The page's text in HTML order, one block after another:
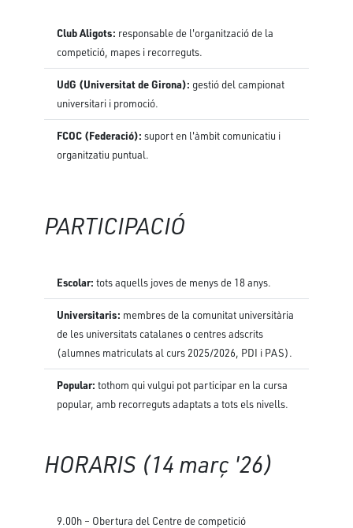
Club Aligots: responsable de l'organització de la
competició, mapes i recorreguts.
UdG (Universitat de Girona): gestió del campionat
universitari i promoció.
FCOC (Federació):suport en l'àmbit comunicatiu i
organitzatiu puntual.
PARTICIPACIÓ
Escolar:tots aquells joves de menys de 18 anys.
Universitaris: membres de la comunitat universitària
de les universitats catalanes o centres adscrits
(alumnes matriculats al curs 2025/2026, PDI i PAS).
Popular:tothom qui vulgui pot participar en la cursa
popular, amb recorreguts adaptats a tots els nivells.
HORARIS (14 març '26)
9.00h – Obertura del Centre de competició